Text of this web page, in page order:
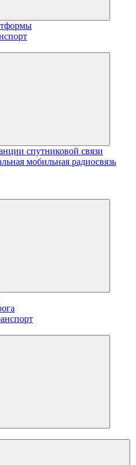
спутниковой связи
мобильная радиосвязь